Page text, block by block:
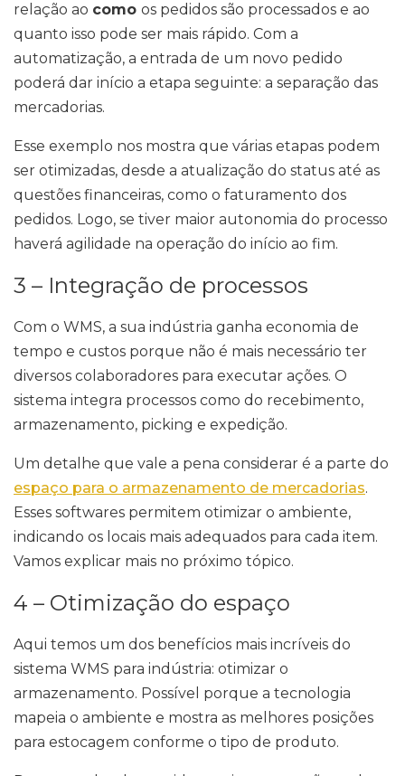
relação ao como os pedidos são processados e ao
quanto isso pode ser mais rápido. Com a
automatização, a entrada de um novo pedido
poderá dar início a etapa seguinte: a separação das
mercadorias.
Esse exemplo nos mostra que várias etapas podem
ser otimizadas, desde a atualização do status até as
questões financeiras, como o faturamento dos
pedidos. Logo, se tiver maior autonomia do processo
haverá agilidade na operação do início ao fim.
3 – Integração de processos
Com o WMS, a sua indústria ganha economia de
tempo e custos porque não é mais necessário ter
diversos colaboradores para executar ações. O
sistema integra processos como do recebimento,
armazenamento, picking e expedição.
Um detalhe que vale a pena considerar é a parte do
espaço para o armazenamento de mercadorias.
Esses softwares permitem otimizar o ambiente,
indicando os locais mais adequados para cada item.
Vamos explicar mais no próximo tópico.
4 – Otimização do espaço
Aqui temos um dos benefícios mais incríveis do
sistema WMS para indústria: otimizar o
armazenamento. Possível porque a tecnologia
mapeia o ambiente e mostra as melhores posições
para estocagem conforme o tipo de produto.